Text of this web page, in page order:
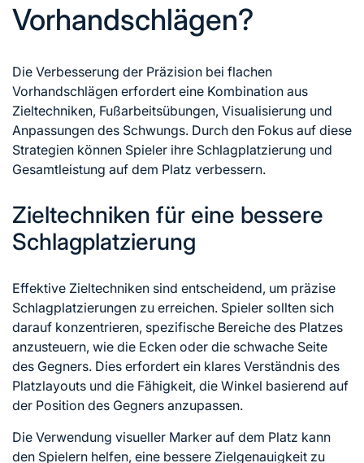
Vorhandschlägen?
Die Verbesserung der Präzision bei flachen
Vorhandschlägen erfordert eine Kombination aus
Zieltechniken, Fußarbeitsübungen, Visualisierung und
Anpassungen des Schwungs. Durch den Fokus auf diese
Strategien können Spieler ihre Schlagplatzierung und
Gesamtleistung auf dem Platz verbessern.
Zieltechniken für eine bessere
Schlagplatzierung
Effektive Zieltechniken sind entscheidend, um präzise
Schlagplatzierungen zu erreichen. Spieler sollten sich
darauf konzentrieren, spezifische Bereiche des Platzes
anzusteuern, wie die Ecken oder die schwache Seite
des Gegners. Dies erfordert ein klares Verständnis des
Platzlayouts und die Fähigkeit, die Winkel basierend auf
der Position des Gegners anzupassen.
Die Verwendung visueller Marker auf dem Platz kann
den Spielern helfen, eine bessere Zielgenauigkeit zu